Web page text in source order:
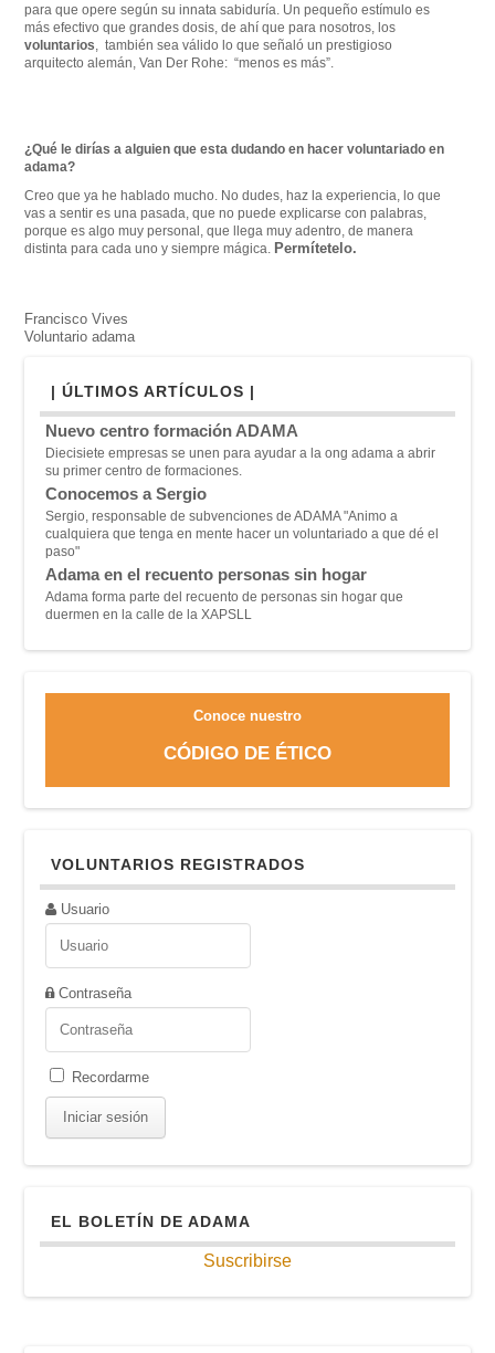
para que opere según su innata sabiduría. Un pequeño estímulo es
más efectivo que grandes dosis, de ahí que para nosotros, los
voluntarios
, también sea válido lo que señaló un prestigioso
arquitecto alemán, Van Der Rohe: “menos es más”.
¿Qué le dirías a alguien que esta dudando en hacer voluntariado en
adama?
Creo que ya he hablado mucho. No dudes, haz la experiencia, lo que
vas a sentir es una pasada, que no puede explicarse con palabras,
porque es algo muy personal, que llega muy adentro, de manera
distinta para cada uno y siempre mágica. Permítetelo.
Francisco Vives
Voluntario adama
| ÚLTIMOS ARTÍCULOS |
Nuevo centro formación ADAMA
Diecisiete empresas se unen para ayudar a la ong adama a abrir
su primer centro de formaciones.
Conocemos a Sergio
Sergio, responsable de subvenciones de ADAMA "Animo a
cualquiera que tenga en mente hacer un voluntariado a que dé el
paso"
Adama en el recuento personas sin hogar
Adama forma parte del recuento de personas sin hogar que
duermen en la calle de la XAPSLL
Conoce nuestro
CÓDIGO DE ÉTICO
VOLUNTARIOS REGISTRADOS
Usuario
Contraseña
Recordarme
EL BOLETÍN DE ADAMA
Suscribirse